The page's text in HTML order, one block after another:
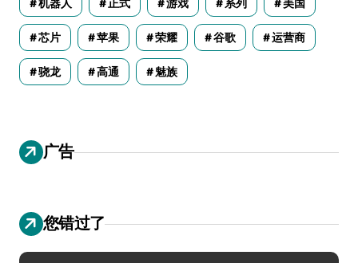
机器人 正式 游戏 系列 美国
芯片 苹果 荣耀 谷歌 运营商
骁龙 高通 魅族
广告
您错过了